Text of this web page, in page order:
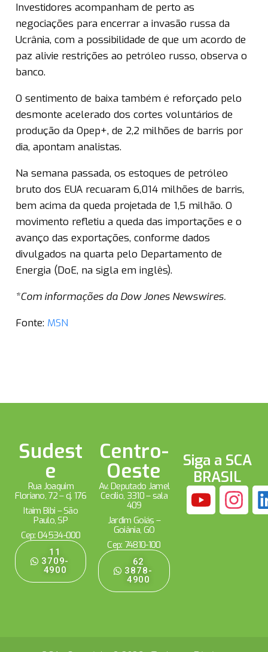
Investidores acompanham de perto as
negociações para encerrar a invasão russa da
Ucrânia, com a possibilidade de que um acordo de
paz alivie restrições ao petróleo russo, observa o
banco.
O sentimento de baixa também é reforçado pelo
desmonte acelerado dos cortes voluntários de
produção da Opep+, de 2,2 milhões de barris por
dia, apontam analistas.
Na semana passada, os estoques de petróleo
bruto dos EUA recuaram 6,014 milhões de barris,
bem acima da queda projetada de 1,5 milhão. O
movimento refletiu a queda das importações e o
avanço das exportações, conforme dados
divulgados na quarta pelo Departamento de
Energia (DoE, na sigla em inglês).
*Com informações da Dow Jones Newswires.
Fonte: MSN
Sudest
e
Rua Joaquim
Floriano, 72 – cj. 176
Itaim Bibi – São
Paulo, SP
Cep: 04534-000
11
3709-
4900
Centro-
Oeste
Av. Deputado Jamel
Cecílio, 3310 – sala
409
Jardim Goiás –
Goiânia, GO
Cep: 74810-100
62
3878-
4900
Siga a SCA
BRASIL